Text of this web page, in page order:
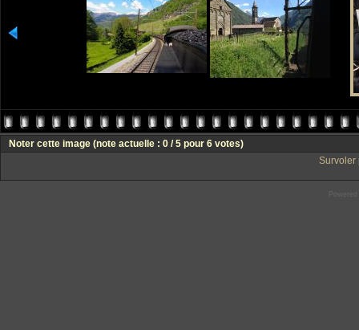
Noter cette image (note actuelle : 0 / 5 pour 6 votes)
Survoler